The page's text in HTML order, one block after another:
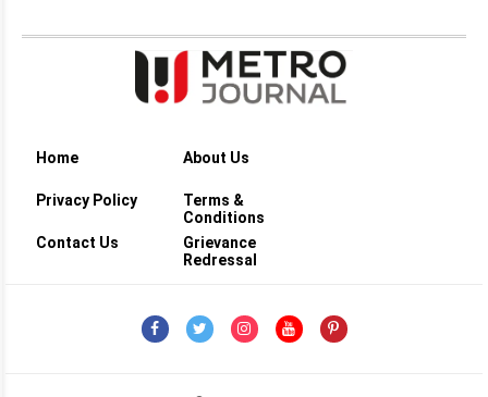
Home About Us
Privacy Policy
Terms &
Conditions
Contact Us
Grievance
Redressal